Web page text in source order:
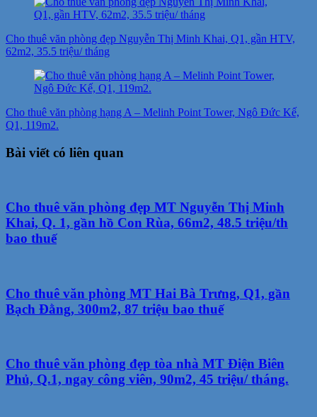
Cho thuê văn phòng đẹp Nguyễn Thị Minh Khai, Q1, gần HTV,
62m2, 35.5 triệu/ tháng
Cho thuê văn phòng hạng A – Melinh Point Tower, Ngô Đức Kế,
Q1, 119m2.
Bài viết có liên quan
Cho thuê văn phòng đẹp MT Nguyễn Thị Minh
Khai, Q. 1, gần hồ Con Rùa, 66m2, 48.5 triệu/th
bao thuế
Cho thuê văn phòng MT Hai Bà Trưng, Q1, gần
Bạch Đằng, 300m2, 87 triệu bao thuế
Cho thuê văn phòng đẹp tòa nhà MT Điện Biên
Phủ, Q.1, ngay công viên, 90m2, 45 triệu/ tháng.